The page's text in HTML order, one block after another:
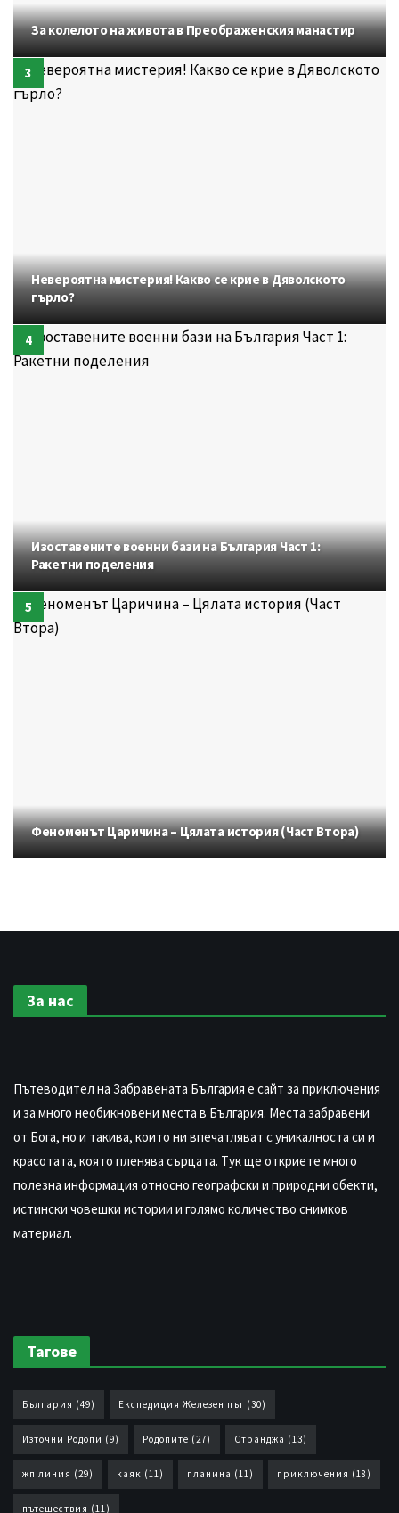
За колелото на живота в Преображенския манастир
Невероятна мистерия! Какво се крие в Дяволското
гърло?
Изоставените военни бази на България Част 1:
Ракетни поделения
Феноменът Царичина – Цялата история (Част Втора)
За нас
Пътеводител на Забравената България е сайт за приключения
и за много необикновени места в България. Места забравени
от Бога, но и такива, които ни впечатляват с уникалноста си и
красотата, която пленява сърцата. Тук ще откриете много
полезна информация относно географски и природни обекти,
истински човешки истории и голямо количество снимков
материал.
Тагове
България (49) Експедиция Железен път (30)
Източни Родопи (9) Родопите (27) Странджа (13)
жп линия (29) каяк (11) планина (11) приключения (18)
пътешествия (11)